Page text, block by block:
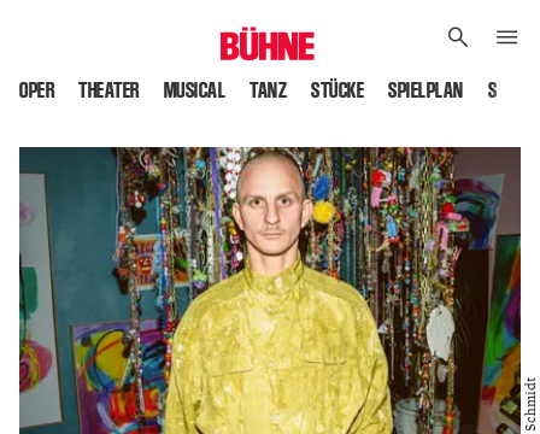
OPER THEATER MUSICAL TANZ STÜCKE SPIELPLAN